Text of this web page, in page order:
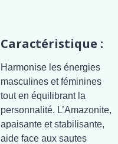
Caractéristique :
Harmonise les énergies
masculines et féminines
tout en équilibrant la
personnalité. L’Amazonite,
apaisante et stabilisante,
aide face aux sautes